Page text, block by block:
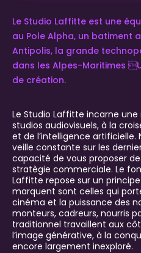
Le Studio Laffitte est une
au Pole Alpha, un batiment
Antipolis, la grande
dans les Alpes-Maritimes
de création.
Le Studio Laffitte incarne
studios audiovisuels, à la
et de l’intelligence
veille constante sur les
capacité de vous proposer
stratègie commerciale. Le
Laffitte repose sur un
marquent sont celles qui
cinéma et la puissance des
monteurs, cadreurs, nourris
traditionnel travaillent aux
l’image générative, à la
encore largement inexploré.